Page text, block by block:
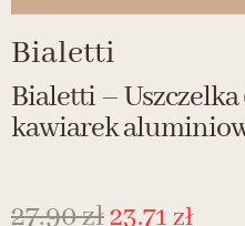
Bialetti
Bialetti – Uszczelka
kawiarek
27.90zł23.71zł